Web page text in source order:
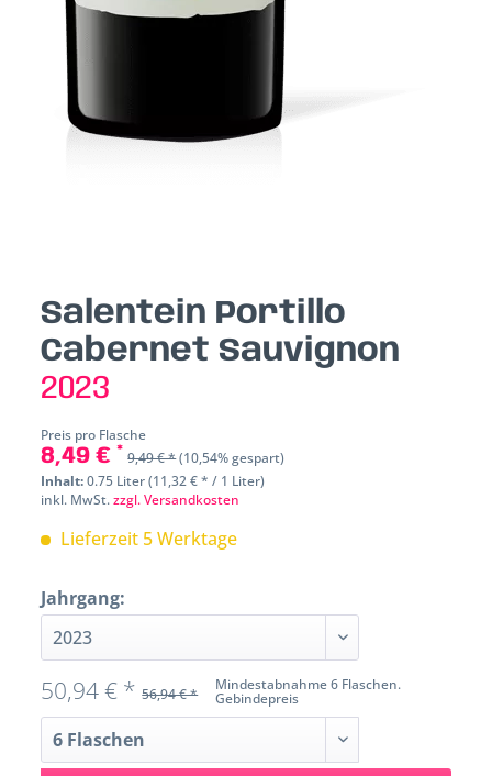
Salentein Portillo
Cabernet Sauvignon
2023
Preis pro Flasche
8,49 € * 9,49 € *(10,54% gespart)
Inhalt:0.75 Liter (11,32 € * / 1 Liter)
inkl. MwSt.zzgl. Versandkosten
Lieferzeit 5 Werktage
Jahrgang:
Mindestabnahme 6 Flaschen.
Gebindepreis
50,94 € * 56,94 € *